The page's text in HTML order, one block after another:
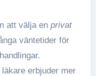
att välja en privat
väntetider för
erbjuder mer